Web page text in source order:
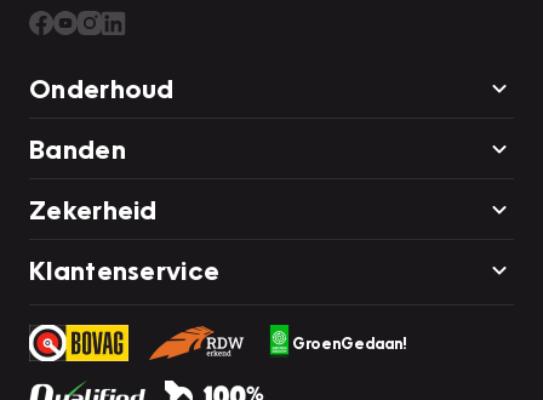
Onderhoud
Banden
Zekerheid
Klantenservice
GroenGedaan!